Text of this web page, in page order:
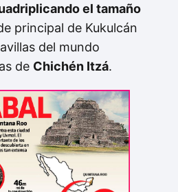
el tamaño
principal de Kukulcán
del mundo
de Chichén Itzá.